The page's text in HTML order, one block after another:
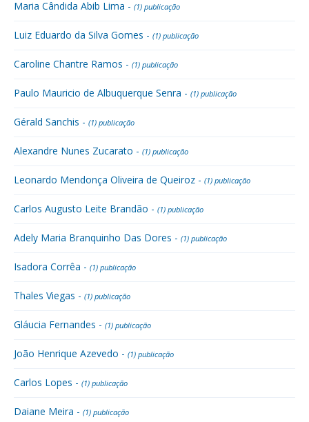
Maria Cândida Abib Lima - (1) publicação
Luiz Eduardo da Silva Gomes - (1) publicação
Caroline Chantre Ramos - (1) publicação
Paulo Mauricio de Albuquerque Senra - (1) publicação
Gérald Sanchis - (1) publicação
Alexandre Nunes Zucarato - (1) publicação
Leonardo Mendonça Oliveira de Queiroz - (1) publicação
Carlos Augusto Leite Brandão - (1) publicação
Adely Maria Branquinho Das Dores - (1) publicação
Isadora Corrêa - (1) publicação
Thales Viegas - (1) publicação
Gláucia Fernandes - (1) publicação
João Henrique Azevedo - (1) publicação
Carlos Lopes - (1) publicação
Daiane Meira - (1) publicação